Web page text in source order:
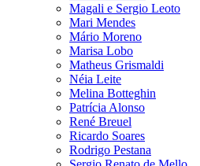
Magali e Sergio Leoto
Mari Mendes
Mário Moreno
Marisa Lobo
Matheus Grismaldi
Néia Leite
Melina Botteghin
Patrícia Alonso
René Breuel
Ricardo Soares
Rodrigo Pestana